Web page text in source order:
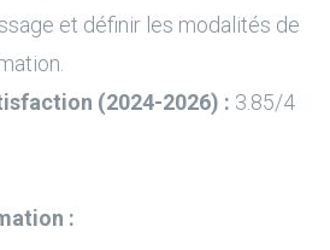
et définir les modalités de
(2024-2026) : 3.85/4
: